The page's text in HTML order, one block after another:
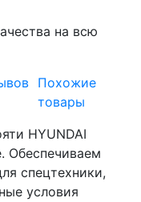
на всю
Похожие
товары
HYUNDAI
Обеспечиваем
спецтехники,
условия